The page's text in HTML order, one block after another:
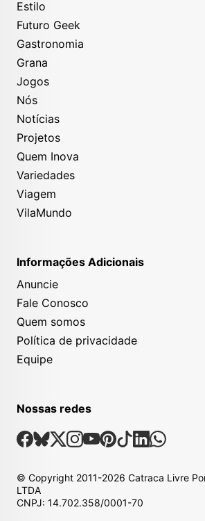
Estilo
Futuro Geek
Gastronomia
Grana
Jogos
Nós
Notícias
Projetos
Quem Inova
Variedades
Viagem
VilaMundo
Informações Adicionais
Anuncie
Fale Conosco
Quem somos
Política de privacidade
Equipe
Nossas redes
Nossas Redes Sociais
Facebook
Bsky
X Instagram
Youtube
Pinterest
TiktokLinkedin
© Copyright 2011-2026 Catraca Livre
LTDA
CNPJ: 14.702.358/0001-70